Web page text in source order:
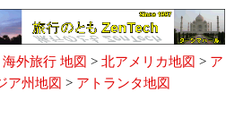
海外旅行 地図 > 北アメリカ地図 > ア
ア州地図 > アトランタ地図